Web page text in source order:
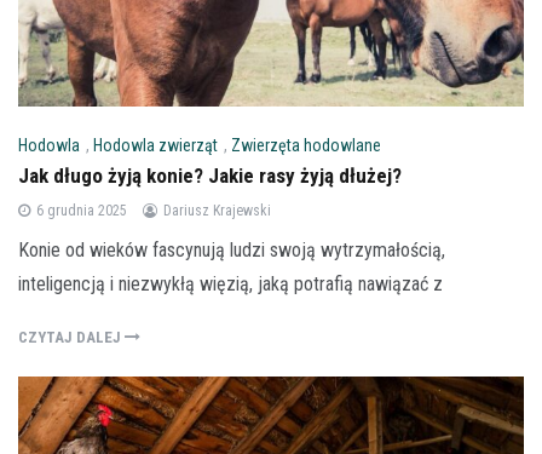
Hodowla , Hodowla zwierząt , Zwierzęta hodowlane
Jak długo żyją konie? Jakie rasy żyją dłużej?
6 grudnia 2025 Dariusz Krajewski
Konie od wieków fascynują ludzi swoją wytrzymałością,
inteligencją i niezwykłą więzią, jaką potrafią nawiązać z
CZYTAJ DALEJ